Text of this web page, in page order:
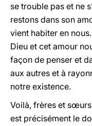
se trouble pas et ne
restons dans son
vient habiter en
Dieu et cet amour
façon de penser et
aux autres et à
notre existence.
Voilà, frères et
est précisément le